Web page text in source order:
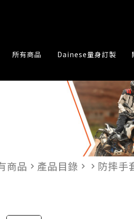
所有商品 Dainese量身訂製
商品 navigate_next 產品目錄 navigate_next navigate_next 防摔手